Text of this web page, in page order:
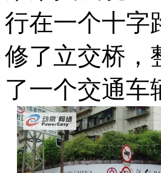
行在一个十字
修了立交桥，
了一个交通车